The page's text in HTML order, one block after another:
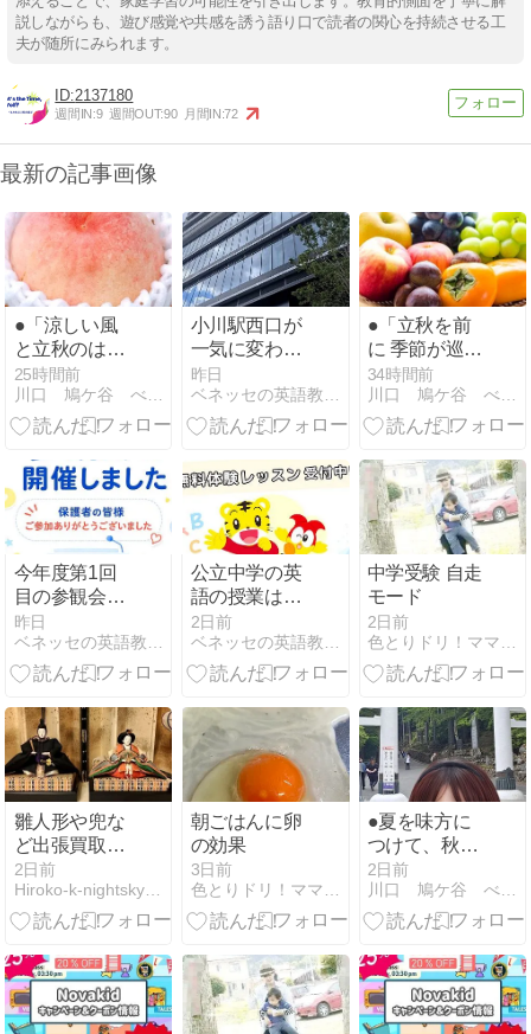
説しながらも、遊び感覚や共感を誘う語り口で読者の関心を持続させる工
夫が随所にみられます。
2137180
週間IN:9 週間OUT:90 月間IN:72
最新の記事画像
●「涼しい風
と立秋のはじ
まりに心と運
を整える」
25時間前
川口 鳩ケ谷 べビー・子供英語教室Step by Step
小川駅西口が
一気に変わり
ました！小川
パレットは
2026年11月1
定
昨日
●「立秋を前
に 季節が巡る
前の心と運を
整える日」
34時間前
川口 鳩ケ谷 べビー・子供英語教室Step by Step
今年度第1回
目の参観会を
開催しました
【2026年度】
昨日
公立中学の英
語の授業は本
当にオールイ
ングリッシ
ュ？【2026年
2日前
中学受験 自走
モード
2日前
雛人形や兜な
ど出張買取し
てもらった査
定額はいか
に？！
2日前
Hiroko-k-nightsky’sRoom
朝ごはんに卵
の効果
3日前
色とりドリ！ママと育児ダイアリー
●夏を味方に
つけて、秋
に“運の実
り”を手に入れ
る方法
2日前
川口 鳩ケ谷 べビー・子供英語教室Step by Step